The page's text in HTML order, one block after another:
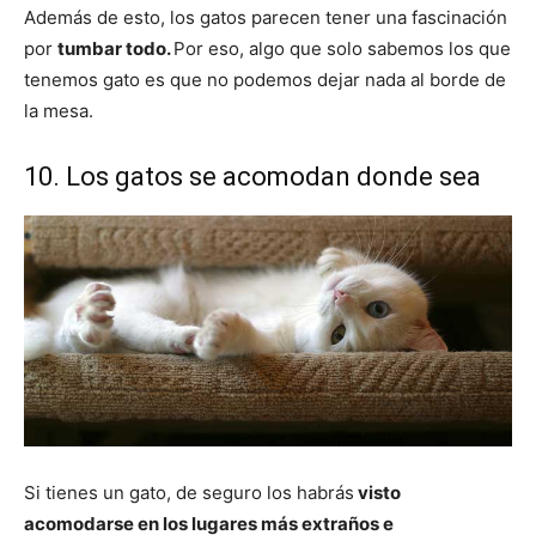
Además de esto, los gatos parecen tener una fascinación
por tumbar todo.Por eso, algo que solo sabemos los que
tenemos gato es que no podemos dejar nada al borde de
la mesa.
10. Los gatos se acomodan donde sea
Si tienes un gato, de seguro los habrás visto
acomodarse en los lugares más extraños e